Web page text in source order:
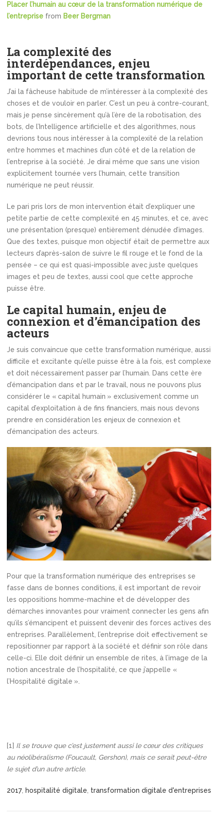
Placer l’humain au cœur de la transformation numérique de
l’entreprise from Beer Bergman
La complexité des
interdépendances, enjeu
important de cette transformation
J’ai la fâcheuse habitude de m’intéresser à la complexité des
choses et de vouloir en parler. C’est un peu à contre-courant,
mais je pense sincèrement qu’à l’ère de la robotisation, des
bots, de l’Intelligence artificielle et des algorithmes, nous
devrions tous nous intéresser à la complexité de la relation
entre hommes et machines d’un côté et de la relation de
l’entreprise à la société. Je dirai même que sans une vision
explicitement tournée vers l’humain, cette transition
numérique ne peut réussir.
Le pari pris lors de mon intervention était d’expliquer une
petite partie de cette complexité en 45 minutes, et ce, avec
une présentation (presque) entièrement dénudée d’images.
Que des textes, puisque mon objectif était de permettre aux
lecteurs d’après-salon de suivre le fil rouge et le fond de la
pensée – ce qui est quasi-impossible avec juste quelques
images et peu de textes, aussi cool que cette approche
puisse être.
Le capital humain, enjeu de
connexion et d’émancipation des
acteurs
Je suis convaincue que cette transformation numérique, aussi
difficile et excitante qu’elle puisse être à la fois, est complexe
et doit nécessairement passer par l’humain. Dans cette ère
d’émancipation dans et par le travail, nous ne pouvons plus
considérer le « capital humain » exclusivement comme un
capital d’exploitation à de fins financiers, mais nous devons
prendre en considération les enjeux de connexion et
d’émancipation des acteurs.
Pour que la transformation numérique des entreprises se
fasse dans de bonnes conditions, il est important de revoir
les oppositions homme-machine et de développer des
démarches innovantes pour vraiment connecter les gens afin
qu’ils s’émancipent et puissent devenir des forces actives des
entreprises. Parallèlement, l’entreprise doit effectivement se
repositionner par rapport à la société et définir son rôle dans
celle-ci. Elle doit définir un ensemble de rites, à l’image de la
notion ancestrale de l’hospitalité, ce que j’appelle «
l’Hospitalité digitale ».
[1] Il se trouve que c’est justement aussi le cœur des critiques
au néolibéralisme (Foucault, Gershon), mais ce serait peut-être
le sujet d’un autre article.
2017 hospitalité digitale transformation digitale d'entreprises